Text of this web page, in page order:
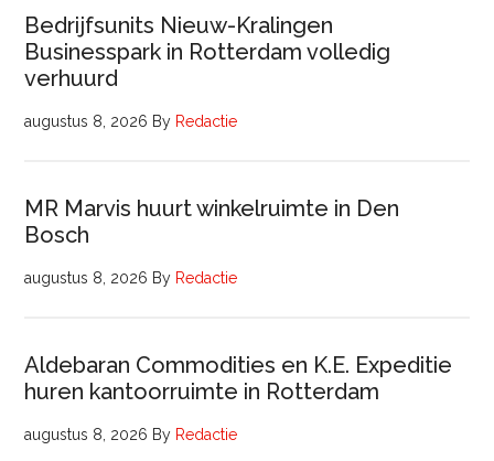
Bedrijfsunits Nieuw-Kralingen
Businesspark in Rotterdam volledig
verhuurd
augustus 8, 2026 By Redactie
MR Marvis huurt winkelruimte in Den
Bosch
augustus 8, 2026 By Redactie
Aldebaran Commodities en K.E. Expeditie
huren kantoorruimte in Rotterdam
augustus 8, 2026 By Redactie